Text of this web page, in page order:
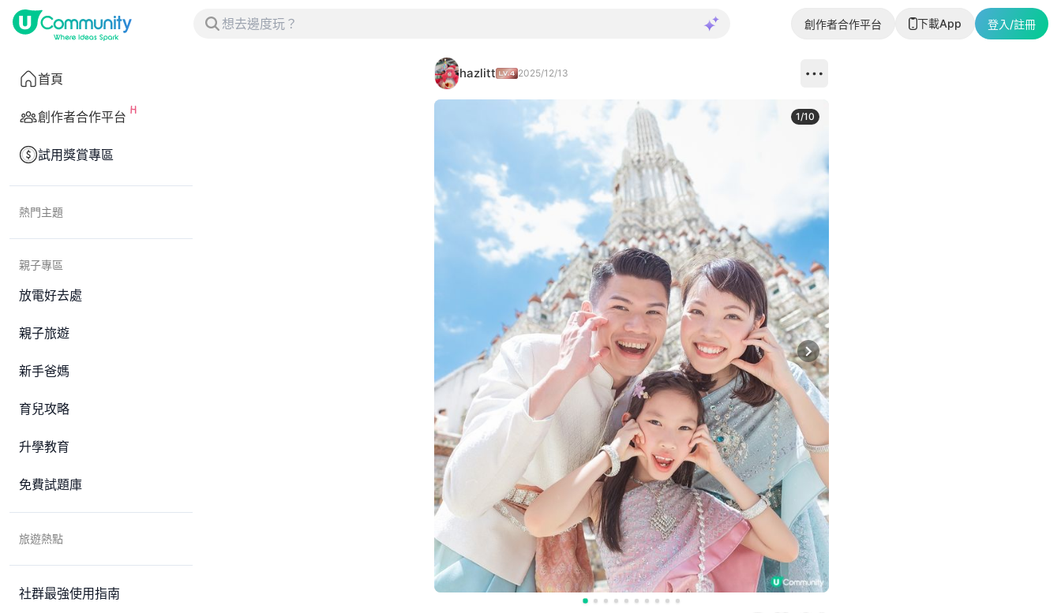
創作者合作平台 下載App 登入/註冊
首頁
創作者合作平台
試用獎賞專區
熱門主題
親子專區
放電好去處
親子旅遊
新手爸媽
育兒攻略
升學教育
免費試題庫
旅遊熱點
社群最強使用指南
hazlitt 2025/12/13
Next slide
1/10